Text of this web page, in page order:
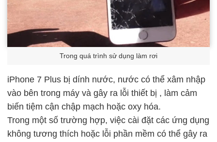
Trong quá trình sử dụng làm rơi
iPhone 7 Plus bị dính nước, nước có thể xâm nhập
vào bên trong máy và gây ra lỗi thiết bị , làm cảm
biến tiệm cận chập mạch hoặc oxy hóa.
Trong một số trường hợp, việc cài đặt các ứng dụng
không tương thích hoặc lỗi phần mềm có thể gây ra